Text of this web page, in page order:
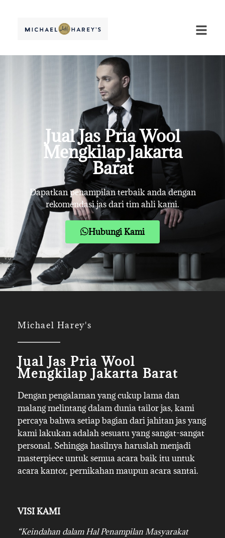
Jual Jas Pria Wool
Mengkilap Jakarta
Barat
Dapatkan penampilan terbaik anda dengan
rekomendasi jas dari tim ahli kami.
Hubungi Kami
Michael Harey's
Jual Jas Pria Wool
Mengkilap Jakarta Barat
Dengan pengalaman yang cukup lama dan
malang melintang dalam dunia tailor jas, kami
percaya bahwa setiap bagian dari jahitan jas yang
kami lakukan adalah sesuatu yang sangat-sangat
personal. Sehingga hasilnya haruslah menjadi
masterpiece untuk semua acara baik itu untuk
acara kantor, pernikahan maupun acara santai.
VISI KAMI
“Keindahan dalam Hal Penampilan Masyarakat